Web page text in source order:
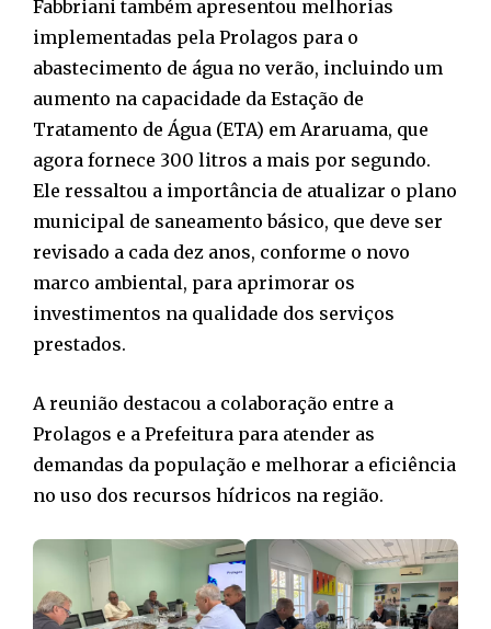
Fabbriani também apresentou melhorias
implementadas pela Prolagos para o
abastecimento de água no verão, incluindo um
aumento na capacidade da Estação de
Tratamento de Água (ETA) em Araruama, que
agora fornece 300 litros a mais por segundo.
Ele ressaltou a importância de atualizar o plano
municipal de saneamento básico, que deve ser
revisado a cada dez anos, conforme o novo
marco ambiental, para aprimorar os
investimentos na qualidade dos serviços
prestados.
A reunião destacou a colaboração entre a
Prolagos e a Prefeitura para atender as
demandas da população e melhorar a eficiência
no uso dos recursos hídricos na região.